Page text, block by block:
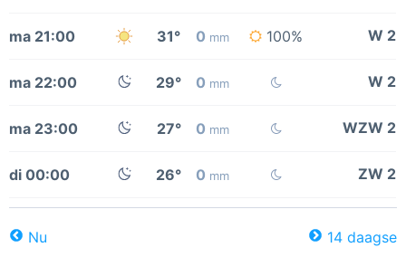
ma 21:00 31° 0 mm 100% W 2
ma 22:00 29° 0 mm W 2
ma 23:00 27° 0 mm WZW 2
di 00:00 26° 0 mm ZW 2
Nu 14 daagse